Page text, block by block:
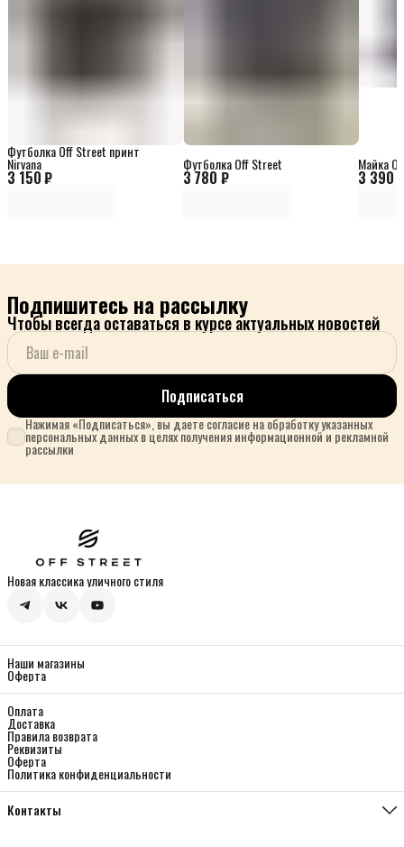
3 150 ₽
Футболка Off Street принт
Nirvana
3 780 ₽
Футболка Off Street
3 390
Майка
Подпишитесь на рассылку
Чтобы всегда оставаться в курсе актуальных новостей
Подписаться
Нажимая «Подписаться», вы даете согласие на обработку указанных
персональных данных в целях получения информационной и рекламной
рассылки
Новая классика уличного стиля
Наши магазины
Оферта
Оплата
Доставка
Правила возврата
Реквизиты
Оферта
Политика конфиденциальности
Контакты